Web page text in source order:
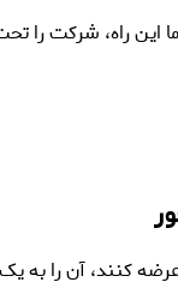
راه، شرکت را تحت
عرضه کنند، آن را